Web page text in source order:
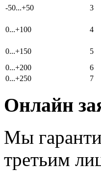
-50...+50
3
0...+100
4
0...+150
5
0...+200
6
0...+250
7
Онлайн
Мы
третьим